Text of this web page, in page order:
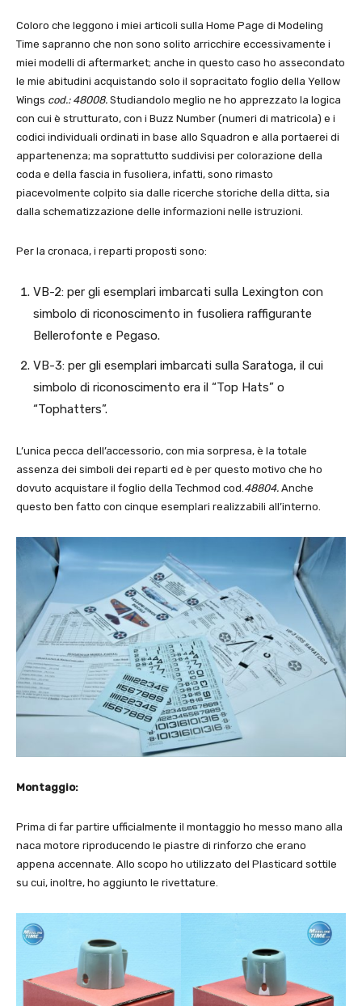
Coloro che leggono i miei articoli sulla Home Page di Modeling
Time sapranno che non sono solito arricchire eccessivamente i
miei modelli di aftermarket; anche in questo caso ho assecondato
le mie abitudini acquistando solo il sopracitato foglio della Yellow
Wings cod.: 48008. Studiandolo meglio ne ho apprezzato la logica
con cui è strutturato, con i Buzz Number (numeri di matricola) e i
codici individuali ordinati in base allo Squadron e alla portaerei di
appartenenza; ma soprattutto suddivisi per colorazione della
coda e della fascia in fusoliera, infatti, sono rimasto
piacevolmente colpito sia dalle ricerche storiche della ditta, sia
dalla schematizzazione delle informazioni nelle istruzioni.
Per la cronaca, i reparti proposti sono:
VB-2: per gli esemplari imbarcati sulla Lexington con
simbolo di riconoscimento in fusoliera raffigurante
Bellerofonte e Pegaso.
VB-3: per gli esemplari imbarcati sulla Saratoga, il cui
simbolo di riconoscimento era il “Top Hats” o
“Tophatters”.
L’unica pecca dell’accessorio, con mia sorpresa, è la totale
assenza dei simboli dei reparti ed è per questo motivo che ho
dovuto acquistare il foglio della Techmod cod. 48804. Anche
questo ben fatto con cinque esemplari realizzabili all’interno.
Montaggio:
Prima di far partire ufficialmente il montaggio ho messo mano alla
naca motore riproducendo le piastre di rinforzo che erano
appena accennate. Allo scopo ho utilizzato del Plasticard sottile
su cui, inoltre, ho aggiunto le rivettature.